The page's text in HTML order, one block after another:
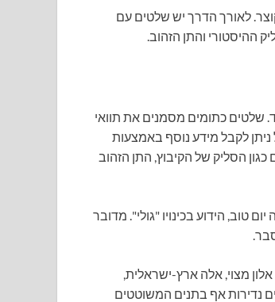
לאורך הדרך יש שלטים עם
ההיסטורי והתן הזהוב.
שלטים כתומים מסמנים את תוואי
לקבל מידע נוסף באמצעות
הסליק של הקיבוץ, התן הזהוב
1982 על ידי האדריכל שמחה יום טוב, הידוע בכינויו "גולי". מדובר
מצוי, אלה ארץ-ישראלית,
נדירות אף בתנים המשוטטים